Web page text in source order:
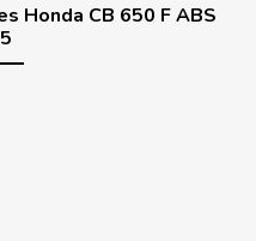
Honda CB 650 F ABS